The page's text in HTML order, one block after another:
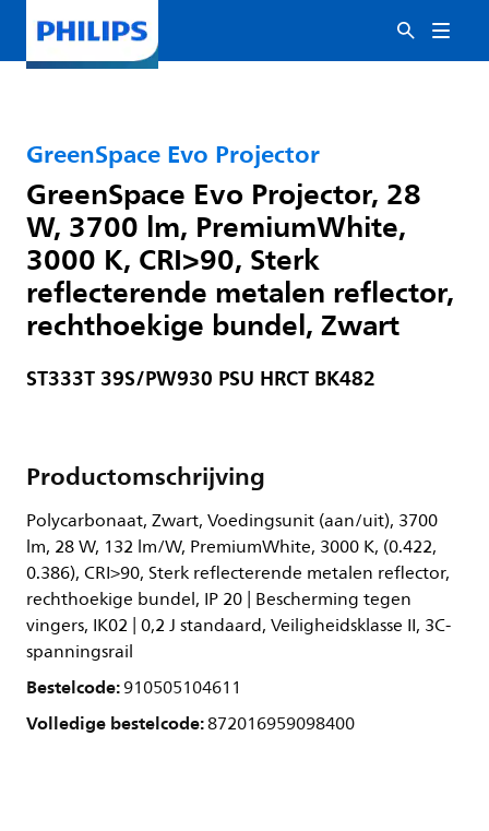
GreenSpace Evo Projector
GreenSpace Evo Projector, 28
W, 3700 lm, PremiumWhite,
3000 K, CRI>90, Sterk
reflecterende metalen reflector,
rechthoekige bundel, Zwart
ST333T 39S/PW930 PSU HRCT BK482
Productomschrijving
Polycarbonaat, Zwart, Voedingsunit (aan/uit), 3700
lm, 28 W, 132 lm/W, PremiumWhite, 3000 K, (0.422,
0.386), CRI>90, Sterk reflecterende metalen reflector,
rechthoekige bundel, IP 20 | Bescherming tegen
vingers, IK02 | 0,2 J standaard, Veiligheidsklasse II, 3C-
spanningsrail
Bestelcode:910505104611
Volledige bestelcode:872016959098400